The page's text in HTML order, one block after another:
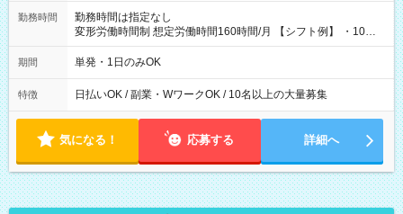
勤務時間
勤務時間は指定なし
変形労働時間制 想定労働時間160時間/月 【シフト例】 ・10：
00～20：00
期間 単発・1日のみOK
特徴 日払いOK / 副業・WワークOK / 10名以上の大量募集
気になる！ 応募する 詳細へ